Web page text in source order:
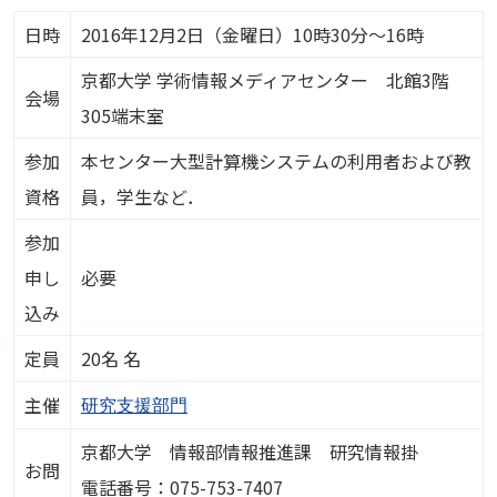
日時 2016年12月2日（金曜日）10時30分～16時
会場
京都大学 学術情報メディアセンター 北館3階
305端末室
参加
資格
本センター大型計算機システムの利用者および教
員，学生など．
参加
申し
込み
必要
定員
20名 名
主催
研究支援部門
お問
京都大学 情報部情報推進課 研究情報掛
電話番号：075-753-7407